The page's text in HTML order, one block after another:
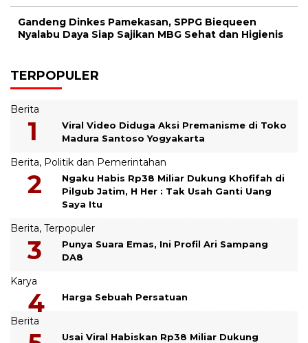
Gandeng Dinkes Pamekasan, SPPG Biequeen
Nyalabu Daya Siap Sajikan MBG Sehat dan Higienis
TERPOPULER
Berita
Viral Video Diduga Aksi Premanisme di Toko
Madura Santoso Yogyakarta
Berita, Politik dan Pemerintahan
Ngaku Habis Rp38 Miliar Dukung Khofifah di
Pilgub Jatim, H Her : Tak Usah Ganti Uang
Saya Itu
Berita, Terpopuler
Punya Suara Emas, Ini Profil Ari Sampang
DA8
Karya
Harga Sebuah Persatuan
Berita
Usai Viral Habiskan Rp38 Miliar Dukung